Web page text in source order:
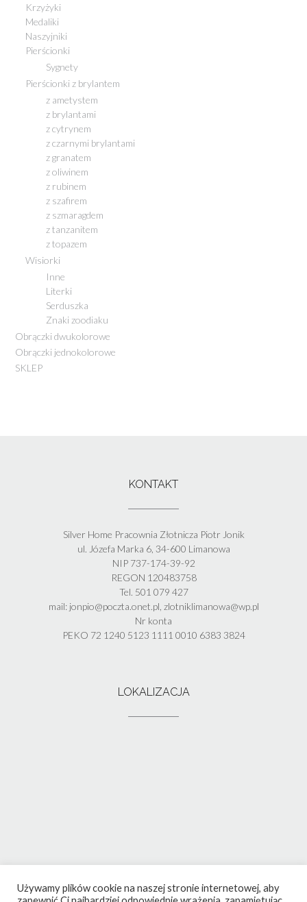
Krzyżyki
Medaliki
Naszyjniki
Pierścionki
Sygnety
Pierścionki z brylantem
z ametystem
z brylantami
z cytrynem
z czarnymi brylantami
z granatem
z oliwinem
z rubinem
z szafirem
z szmaragdem
z tanzanitem
z topazem
Wisiorki
Inne
Literki
Serduszka
Znaki zoodiaku
Obrączki dwukolorowe
Obrączki jednokolorowe
SKLEP
KONTAKT
Silver Home Pracownia Złotnicza Piotr Jonik
ul. Józefa Marka 6, 34-600 Limanowa
NIP 737-174-39-92
REGON 120483758
Tel. 501 079 427
mail: jonpio@poczta.onet.pl, zlotniklimanowa@wp.pl
Nr konta
PEKO 72 1240 5123 1111 0010 6383 3824
LOKALIZACJA
Używamy plików cookie na naszej stronie internetowej, aby